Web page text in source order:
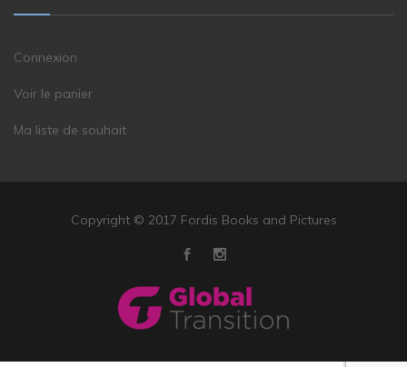
Connexion
Voir le panier
Ma liste de souhait
Copyright © 2017 Fordis Books and Pictures